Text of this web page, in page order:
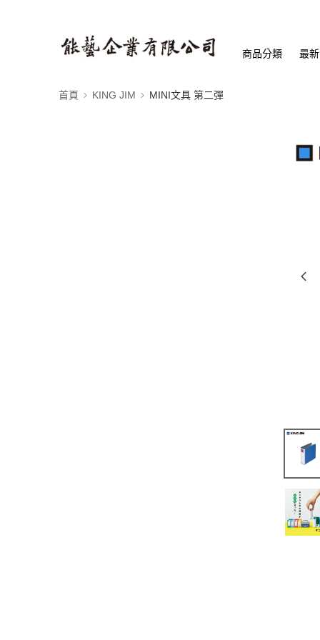
商品分類 最
首頁 KING JIM MINI文具 第二彈